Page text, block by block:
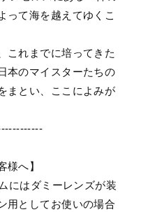
って海を越えてゆくこ
これまでに培ってきた
本のマイスターたちの
まとい、ここによみが
様へ】
にはダミーレンズが装
用としてお使いの場合